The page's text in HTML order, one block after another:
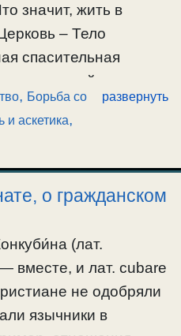
значит, жить в
– Тело
спасительная
день святой
соединяющая
в своей
жить во
Цель жизни
благодати Святого
, #подвижничество
, Борьба со
и аскетика,
развернуть
о гражданском
(лат.
вместе, и лат. cubare
не одобряли
язычники в